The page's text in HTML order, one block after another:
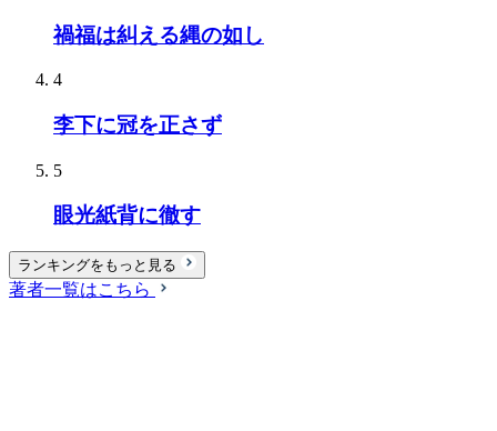
禍福は糾える縄の如し
4
李下に冠を正さず
5
眼光紙背に徹す
ランキングをもっと見る
著者一覧はこちら